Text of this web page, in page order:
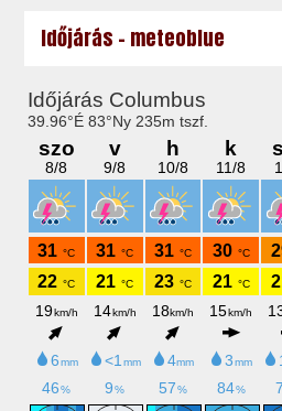
Időjárás - meteoblue